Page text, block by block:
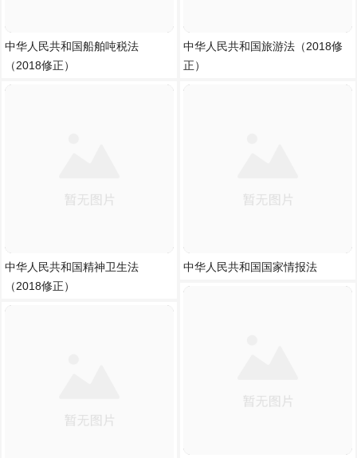
中华人民共和国船舶吨税法
（2018修正）
中华人民共和国旅游法（2018修
正）
中华人民共和国精神卫生法
（2018修正）
中华人民共和国国家情报法